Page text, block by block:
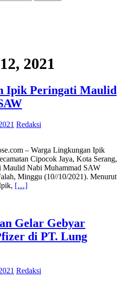
2021
Ipik Peringati Maulid
Redaksi
– Warga Lingkungan Ipik
Cipocok Jaya, Kota Serang,
Maulid Nabi Muhammad SAW
Minggu (10//10/2021). Menurut
[…]
Gelar Gebyar
di PT. Lung
Redaksi